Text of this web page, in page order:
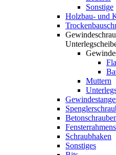
Sonstige
Holzbau- und
Muttern
Schraubhaken
Sonstiges